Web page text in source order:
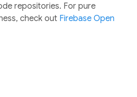
repositories. For pure
check out Firebase Open